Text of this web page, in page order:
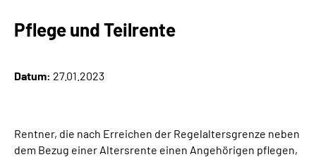
Rente
Beratung & Kontakt
Über uns & Presse
Pflege und Teilrente
Datum: 27.01.2023
Rentner, die nach Erreichen der Regelaltersgrenze neben
dem Bezug einer Altersrente einen Angehörigen pflegen,